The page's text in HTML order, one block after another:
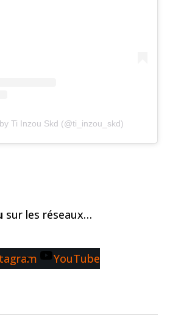
Ti Inzou Skd (@ti_inzou_skd)
sur les réseaux…
YouTube